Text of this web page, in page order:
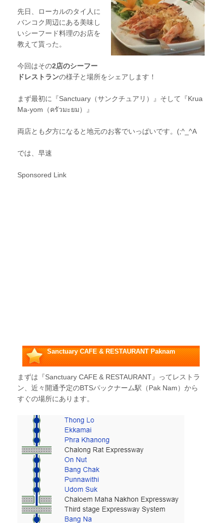
先日、ローカルのタイ人に
バンコク周辺にある美味し
いシーフード料理のお店を
教えて貰った。
今回はその2店のシーフー
ドレストランの様子と場所をシェアします！
まず最初に『Sanctuary（サンクチュアリ）』そして『Krua
Ma-yom（ครัวมะยม）』
両店とも夕方になると地元のお客でいっぱいです。(;^_^A
では、早速
Sponsored Link
Sanctuary CAFE & RESTAURANT Paknam
まずは『Sanctuary CAFE & RESTAURANT』ってレストラ
ン、近々開通予定のBTSパックナーム駅（Pak Nam）から
すぐの場所にあります。